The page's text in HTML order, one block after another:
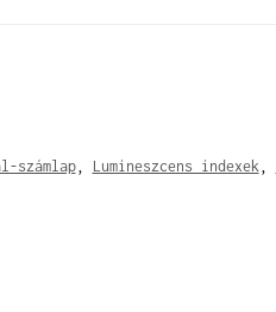
számlap, Lumineszcens indexek,